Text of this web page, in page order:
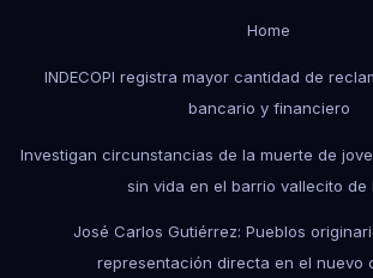
Home
INDECOPI registra mayor cantidad de
bancario y financiero
Investigan circunstancias de la muerte de
sin vida en el barrio vallecito de
José Carlos Gutiérrez: Pueblos
representación directa en el nuevo